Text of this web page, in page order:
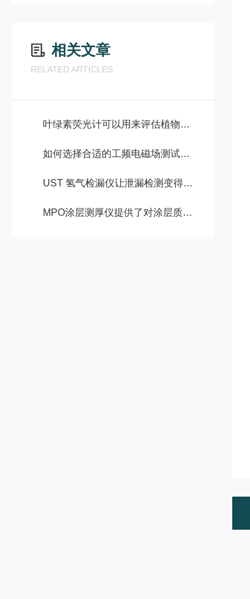
相关文章
RELATED ARTICLES
叶绿素荧光计可以用来评估植物的光合效率和能量利用情况
如何选择合适的工频电磁场测试仪？
UST 氢气检漏仪让泄漏检测变得容易
MPO涂层测厚仪提供了对涂层质量和保护性能的重要指标